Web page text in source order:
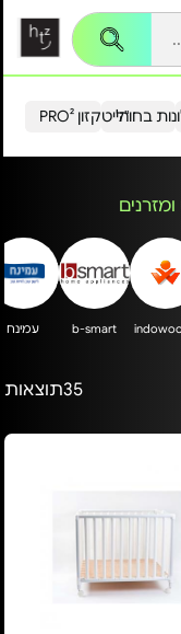
הייטקזון PRO²בחו"ל
b-smart עמינח
35תוצאות